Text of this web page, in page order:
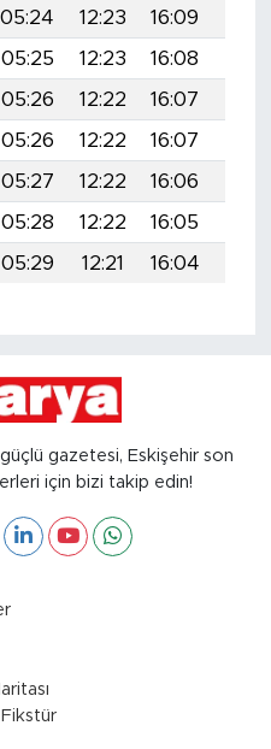
05:24 12:23 16:09
05:25 12:23 16:08
05:26 12:22 16:07
05:26 12:22 16:07
05:27 12:22 16:06
05:28 12:22 16:05
05:29 12:21 16:04
gazetesi, Eskişehir son
için bizi takip edin!